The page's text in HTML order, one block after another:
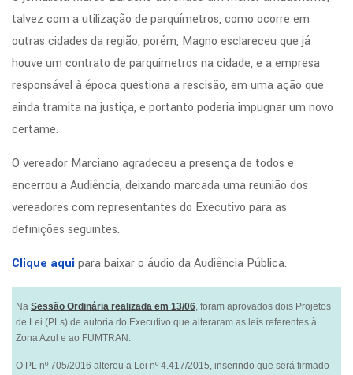
talvez com a utilização de parquímetros, como ocorre em
outras cidades da região, porém, Magno esclareceu que já
houve um contrato de parquímetros na cidade, e a empresa
responsável à época questiona a rescisão, em uma ação que
ainda tramita na justiça, e portanto poderia impugnar um novo
certame.
O vereador Marciano agradeceu a presença de todos e
encerrou a Audiência, deixando marcada uma reunião dos
vereadores com representantes do Executivo para as
definições seguintes.
Clique aqui para baixar o áudio da Audiência Pública.
Na Sessão Ordinária realizada em 13/06, foram aprovados dois Projetos
de Lei (PLs) de autoria do Executivo que alteraram as leis referentes à
Zona Azul e ao FUMTRAN.
O PL nº 705/2016 alterou a Lei nº 4.417/2015, inserindo que será firmado